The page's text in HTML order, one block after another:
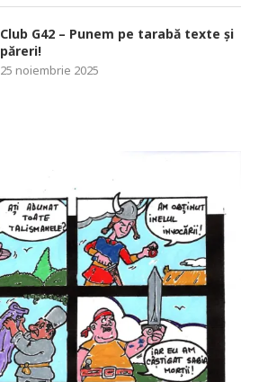
Club G42 – Punem pe tarabă texte și
păreri!
25 noiembrie 2025